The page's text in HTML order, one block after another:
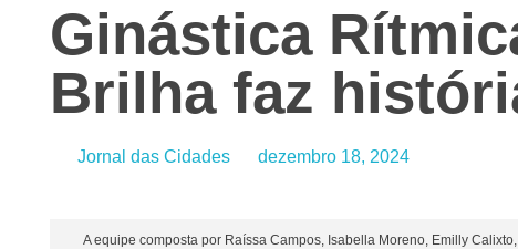
Ginástica
Brilha faz
Jornal das Cidades dezembro 18, 2024
A equipe composta por Raíssa Campos, Isabella Moreno, Emilly